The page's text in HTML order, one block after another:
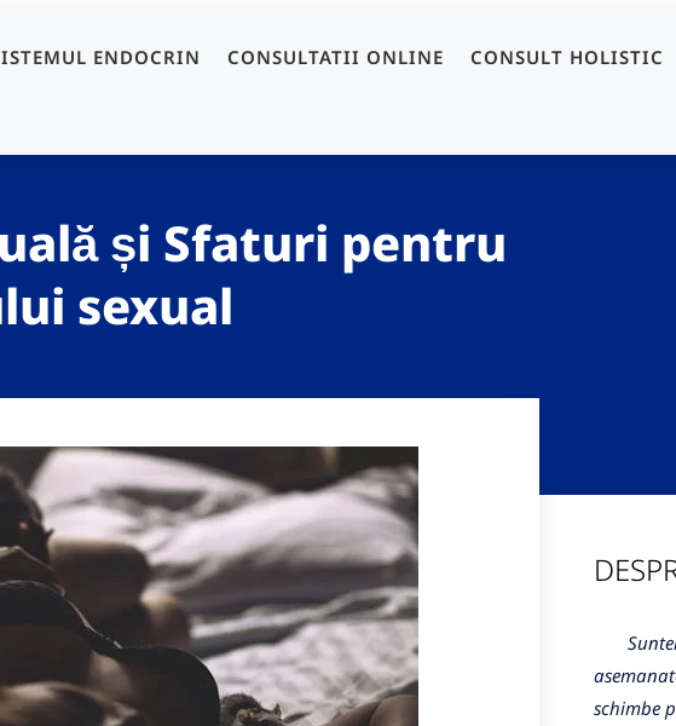
ENDOCRIN CONSULTATII ONLINE CONSULT HOLISTIC
și Sfaturi pentru
sexual
schimbe